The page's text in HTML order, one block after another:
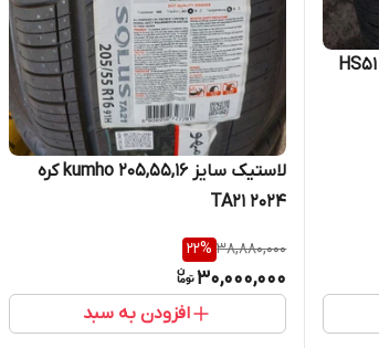
لاستیک سایز 205,55,16 kumho کره
۲۰۲۴ TA21
38,880,000
22%
30,000,000
افزودن به سبد